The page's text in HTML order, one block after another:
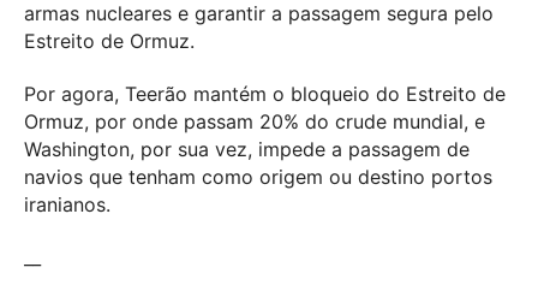
armas nucleares e garantir a passagem segura pelo
Estreito de Ormuz.
Por agora, Teerão mantém o bloqueio do Estreito de
Ormuz, por onde passam 20% do crude mundial, e
Washington, por sua vez, impede a passagem de
navios que tenham como origem ou destino portos
iranianos.